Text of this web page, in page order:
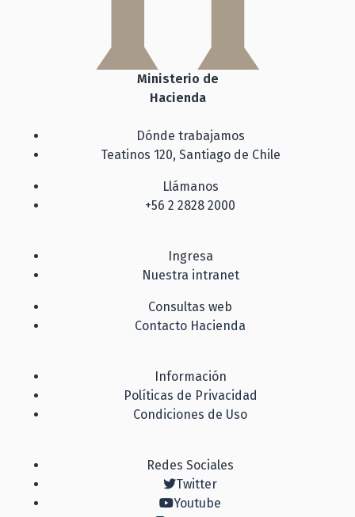
Ministerio de
Hacienda
Dónde trabajamos
Teatinos 120, Santiago de Chile
Llámanos
+56 2 2828 2000
Ingresa
Nuestra intranet
Consultas web
Contacto Hacienda
Información
Políticas de Privacidad
Condiciones de Uso
Redes Sociales
Twitter
Youtube